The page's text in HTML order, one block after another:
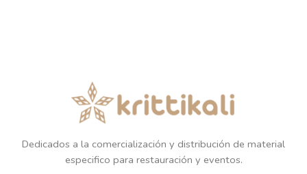
Dedicados a la comercialización y distribución de material
especifico para restauración y eventos.